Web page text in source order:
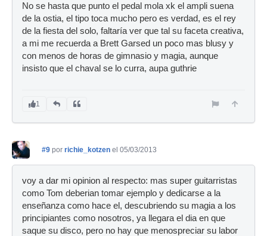
No se hasta que punto el pedal mola xk el ampli suena
de la ostia, el tipo toca mucho pero es verdad, es el rey
de la fiesta del solo, faltaría ver que tal su faceta creativa,
a mi me recuerda a Brett Garsed un poco mas blusy y
con menos de horas de gimnasio y magia, aunque
insisto que el chaval se lo curra, aupa guthrie
1
#9 por richie_kotzen el 05/03/2013
voy a dar mi opinion al respecto: mas super guitarristas
como Tom deberian tomar ejemplo y dedicarse a la
enseñanza como hace el, descubriendo su magia a los
principiantes como nosotros, ya llegara el dia en que
saque su disco, pero no hay que menospreciar su labor